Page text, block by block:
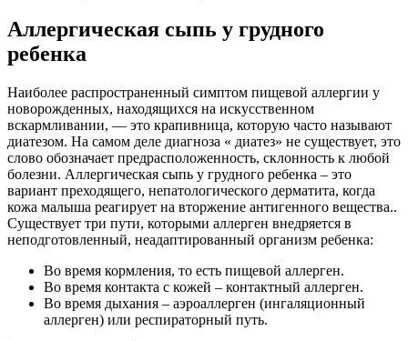
Аллергическая сыпь у грудного
ребенка
Наиболее распространенный симптом пищевой аллергии у
новорожденных, находящихся на искусственном
вскармливании, — это крапивница, которую часто называют
диатезом. На самом деле диагноза « диатез» не существует, это
слово обозначает предрасположенность, склонность к любой
болезни. Аллергическая сыпь у грудного ребенка – это
вариант преходящего, непатологического дерматита, когда
кожа малыша реагирует на вторжение антигенного вещества..
Существует три пути, которыми аллерген внедряется в
неподготовленный, неадаптированный организм ребенка:
Во время кормления, то есть пищевой аллерген.
Во время контакта с кожей – контактный аллерген.
Во время дыхания – аэроаллерген (ингаляционный
аллерген) или респираторный путь.